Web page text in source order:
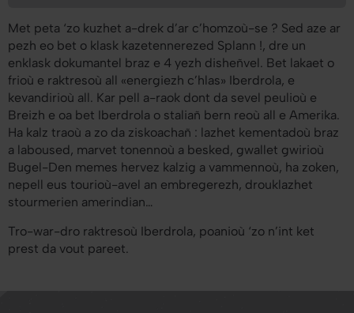
Met peta ‘zo kuzhet a-drek d’ar c’homzoù-se ? Sed aze ar
pezh eo bet o klask kazetennerezed Splann !, dre un
enklask dokumantel braz e 4 yezh disheñvel. Bet lakaet o
frioù e raktresoù all «energiezh c’hlas» Iberdrola, e
kevandirioù all. Kar pell a-raok dont da sevel peulioù e
Breizh e oa bet Iberdrola o staliañ bern reoù all e Amerika.
Ha kalz traoù a zo da ziskoachañ : lazhet kementadoù braz
a laboused, marvet tonennoù a besked, gwallet gwirioù
Bugel-Den memes hervez kalzig a vammennoù, ha zoken,
nepell eus tourioù-avel an embregerezh, drouklazhet
stourmerien amerindian…
Tro-war-dro raktresoù Iberdrola, poanioù ‘zo n’int ket
prest da vout pareet.